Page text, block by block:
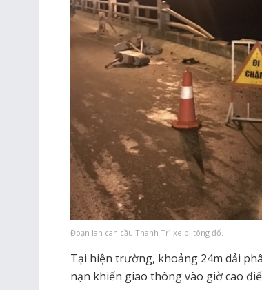
Đoạn lan can cầu Thanh Trì xe bị tông đổ.
Tại hiện trường, khoảng 24m dải
nạn khiến giao thông vào giờ cao